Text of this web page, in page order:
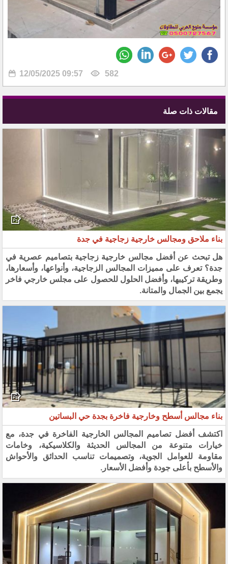
12/05/2025 09:57 582
مقالات ذات صلة
بناء ملاحق ومجالس خارجية زجاجية في جدة
هل تبحث عن أفضل مجالس خارجية زجاجية بتصاميم عصرية في
جدة؟ تعرف على مميزات المجالس الزجاجية، وأنواعها، وأسعارها،
وطريقة تركيبها، وأفضل الحلول للحصول على مجلس خارجي فاخر
يجمع بين الجمال والمتانة.
بناء مجالس أسطح وخارجية فاخرة بجدة حي البساتين
اكتشف أفضل تصاميم المجالس الخارجية الفاخرة في جدة، مع
خيارات متنوعة من المجالس الحديثة والكلاسيكية، وخامات
مقاومة للعوامل الجوية، وتصميمات تناسب الحدائق والأحواش
والأسطح بأعلى جودة وأفضل الأسعار.